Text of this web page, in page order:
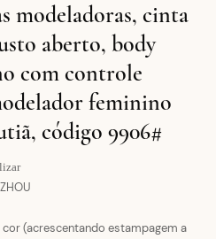
modeladoras, cinta
aberto, body
com controle
feminino
código 9906#
(acrescentando estampagem a